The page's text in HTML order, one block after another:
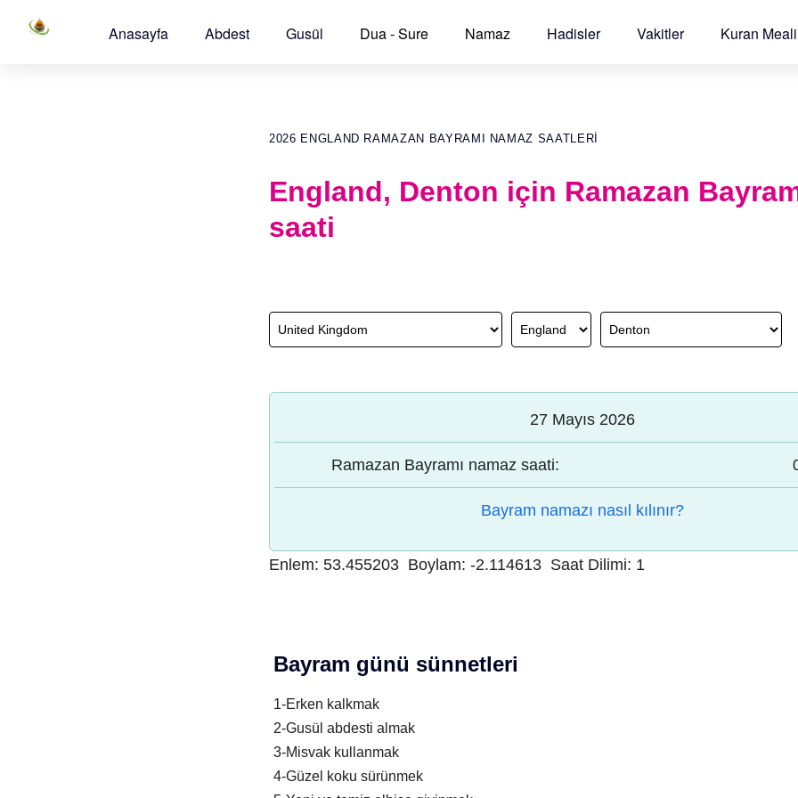
Anasayfa Abdest Gusül Dua - Sure Namaz Hadisler Vakitler Kuran Meali
2026 ENGLAND RAMAZAN BAYRAMI NAMAZ SAATLERI
England, Denton için Ramazan
saati
27 Mayıs 2026
Ramazan Bayramı namaz saati:
Bayram namazı nasıl kılınır?
Enlem: 53.455203 Boylam: -2.114613 Saat Dilimi: 1
Bayram günü sünnetleri
1-Erken kalkmak
2-Gusül abdesti almak
3-Misvak kullanmak
4-Güzel koku sürünmek